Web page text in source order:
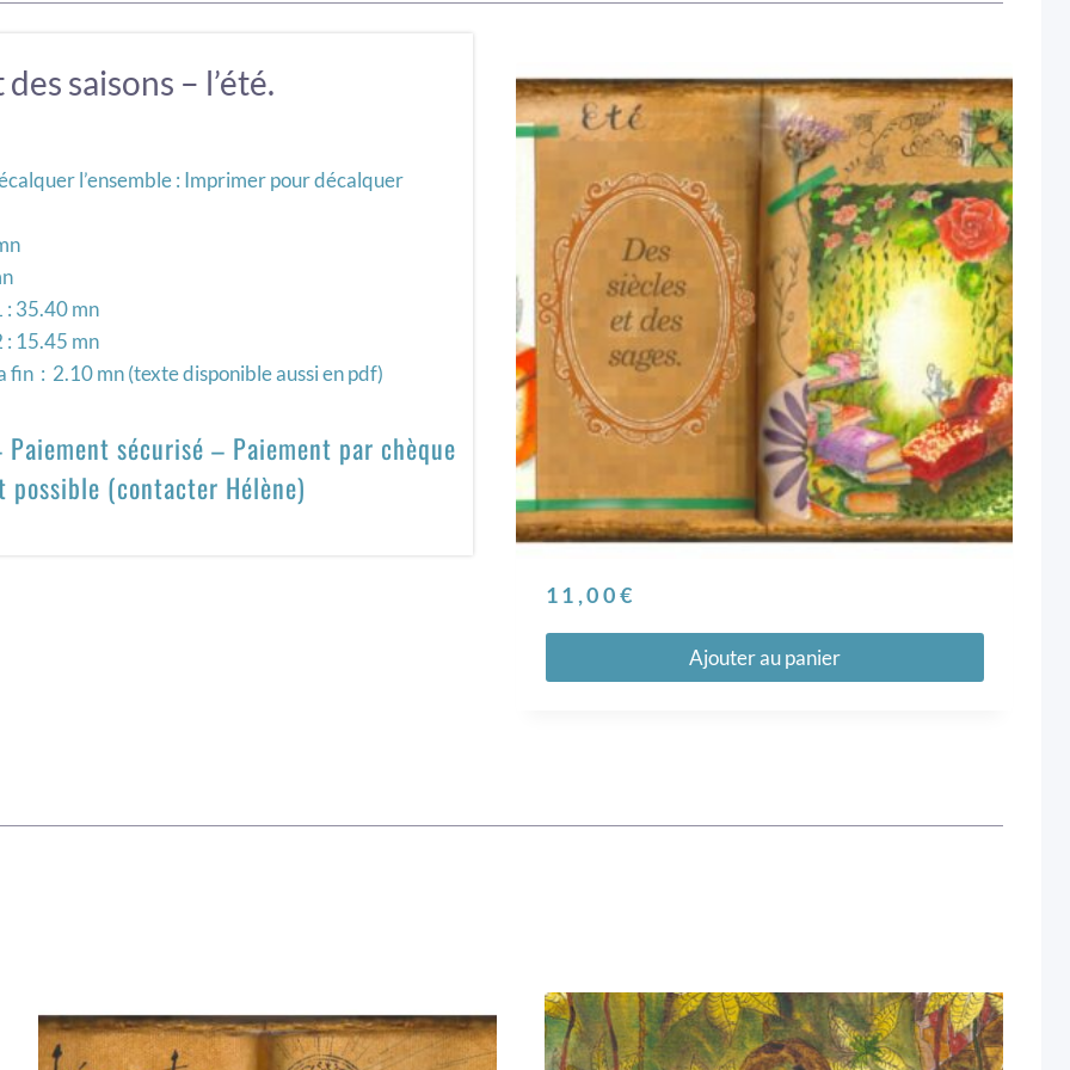
saisons – l’été.
l’ensemble : Imprimer pour décalquer
: 35.40 mn
: 15.45 mn
: 2.10 mn (texte disponible aussi en pdf)
sécurisé – Paiement par chèque
possible (contacter Hélène)
11,00€
Ajouter au panier